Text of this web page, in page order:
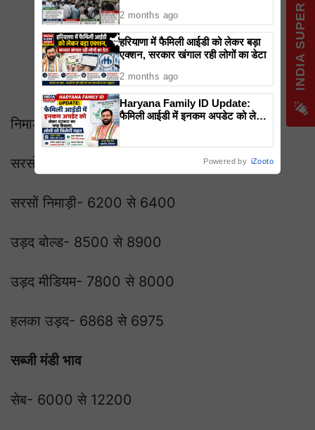
निमाड़ी तुअर- 7100 से 6800
सरसों- 6800 से 8000
सरसों निमाड़ी- 6200 से 6400
उड़द बोल्ड- 8500 से 8900
उड़द मीडियम- 7800 से 8000
हलका उड़द- 6868 से 6975
सब्जी मंडी भाव
सेब- 6000 से 12200
2 months ago
हरियाणा में फैमिली आईडी को लेकर बड़ा
एक्शन, सरकार खंगाल रही लोगों का डेटा
2 months ago
Haryana Family ID Update:
फैमिली आईडी में इनकम अपडेट को लेकर
Powered by iZooto